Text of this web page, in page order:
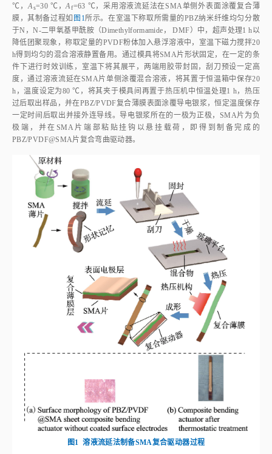
℃，As=30 ℃，A f=63 ℃，采用溶液流延法在SMA单侧外表面涂覆复合薄
膜，其制备过程如 图1所示。在室温下称取所需量的PBZ纳米纤维均匀分散
于N，N‑二甲氧基甲酰胺（Dimethylformamide， DMF）中，超声处理1 h以
降低团聚现象，称取定量的PVDF粉体加入悬浮溶液中，室温下磁力搅拌20
h得到均匀的混合溶液静置备用。通过模具将SMA片形状固定，在一定的条
件下进行时效训练，室温下将其展平，两端用胶带封固，刮刀预设一定高
度，通过溶液流延在SMA片单侧涂覆混合溶液，将其置于恒温箱中保存20
h，温度设定为80 ℃，将其夹于模具间再置于热压机中恒温处理1 h，热压
过后取出样品，并在PBZ/PVDF复合薄膜表面涂覆导电银浆，恒定温度保存
一定时间后取出并接外连导线。导电银浆所在的一极为正极，SMA片为负
极端，并在SMA片端部粘贴挂钩以悬挂载荷，即得到制备完成的
PBZ/PVDF@SMA片复合弯曲驱动器。
图1
溶液流延法制备SMA复合驱动器过程